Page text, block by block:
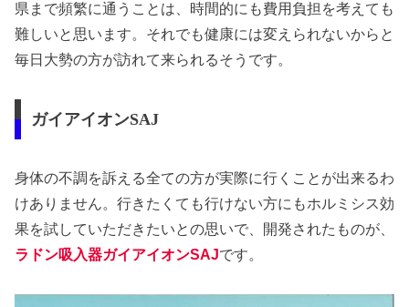
県まで頻繁に通うことは、時間的にも費用負担を考えても
難しいと思います。それでも健康には変えられないからと
毎日大勢の方が訪れて来られるそうです。
ガイアイオンSAJ
身体の不調を訴える全ての方が実際に行くことが出来るわ
けありません。行きたくても行けない方にもホルミシス効
果を試していただきたいとの思いで、開発されたものが、
ラドン吸入器ガイアイオンSAJです。